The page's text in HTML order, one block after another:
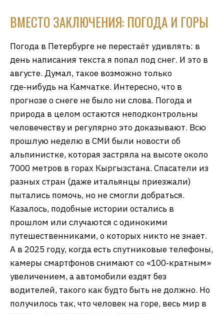
ВМЕСТО ЗАКЛЮЧЕНИЯ: ПОГОДА И ГОРЫ
Погода в Петербурге не перестаёт удивлять: в
день написания текста я попал под снег. И это в
августе. Думал, такое возможно только
где‑нибудь на Камчатке. Интересно, что в
прогнозе о снеге не было ни слова. Погода и
природа в целом остаются неподконтрольны
человечеству и регулярно это доказывают. Всю
прошлую неделю в СМИ были новости об
альпинистке, которая застряла на высоте около
7000 метров в горах Кыргызстана. Спасатели из
разных стран (даже итальянцы приезжали)
пытались помочь, но не смогли добраться.
Казалось, подобные истории остались в
прошлом или случаются с одинокими
путешественниками, о которых никто не знает.
А в 2025 году, когда есть спутниковые телефоны,
камеры смартфонов снимают со «100‑кратным»
увеличением, а автомобили ездят без
водителей, такого как будто быть не должно. Но
получилось так, что человек на горе, весь мир в